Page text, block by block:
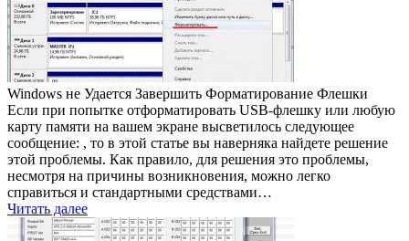
Windows не Удается Завершить Форматирование Флешки
Если при попытке отформатировать USB-флешку или любую
карту памяти на вашем экране высветилось следующее
сообщение: , то в этой статье вы наверняка найдете решение
этой проблемы. Как правило, для решения это проблемы,
несмотря на причины возникновения, можно легко
справиться и стандартными средствами…
Читать далее